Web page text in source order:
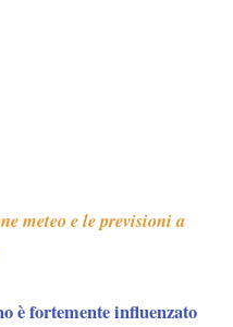
meteo e le previsioni a
è fortemente influenzato